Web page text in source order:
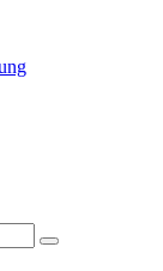
Suchen